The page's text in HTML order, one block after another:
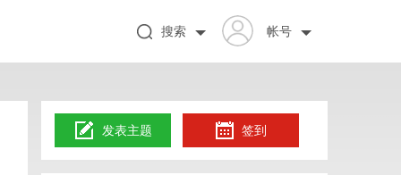
帐号
搜索
发表主题 签到